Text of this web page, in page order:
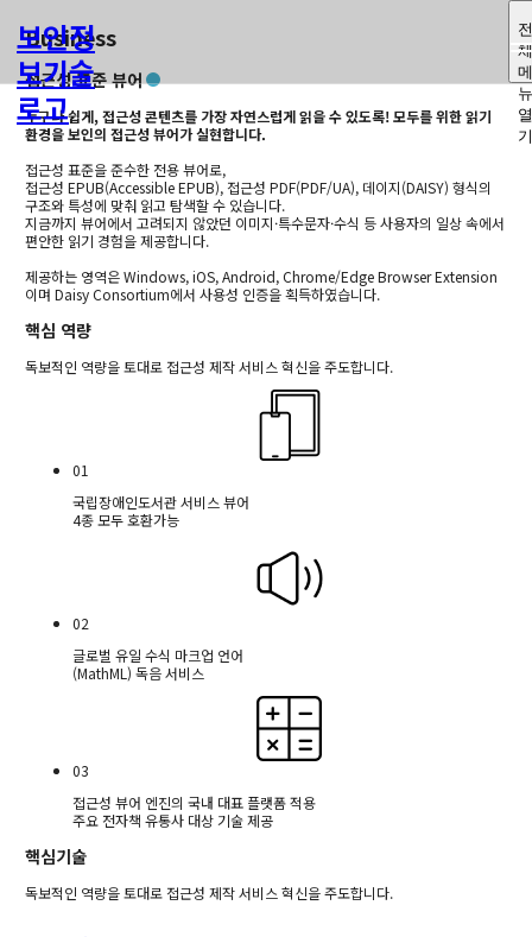
보인정
보기술
로고
전
체
메
뉴
열
기
Business
접근성 표준 뷰어
누구나 쉽게, 접근성 콘텐츠를 가장 자연스럽게 읽을 수 있도록!모두를 위한 읽기
환경을 보인의 접근성 뷰어가 실현합니다.
접근성 표준을 준수한 전용 뷰어로,
접근성 EPUB(Accessible EPUB), 접근성 PDF(PDF/UA), 데이지(DAISY) 형식의
구조와 특성에 맞춰 읽고 탐색할 수 있습니다.
지금까지 뷰어에서 고려되지 않았던 이미지·특수문자·수식 등 사용자의 일상 속에서
편안한 읽기 경험을 제공합니다.
제공하는 영역은 Windows, iOS, Android, Chrome/Edge Browser Extension
이며 Daisy Consortium에서 사용성 인증을 획득하였습니다.
핵심 역량
독보적인 역량을 토대로 접근성 제작 서비스 혁신을 주도합니다.
01
국립장애인도서관 서비스 뷰어
4종 모두 호환가능
02
글로벌 유일 수식 마크업 언어
(MathML) 독음 서비스
03
접근성 뷰어 엔진의 국내 대표 플랫폼 적용
주요 전자책 유통사 대상 기술 제공
핵심기술
독보적인 역량을 토대로 접근성 제작 서비스 혁신을 주도합니다.